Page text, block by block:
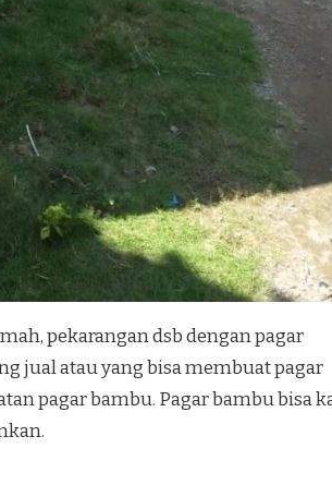
pekarangan dsb dengan pagar
jual atau yang bisa membuat pagar
pagar bambu. Pagar bambu bisa